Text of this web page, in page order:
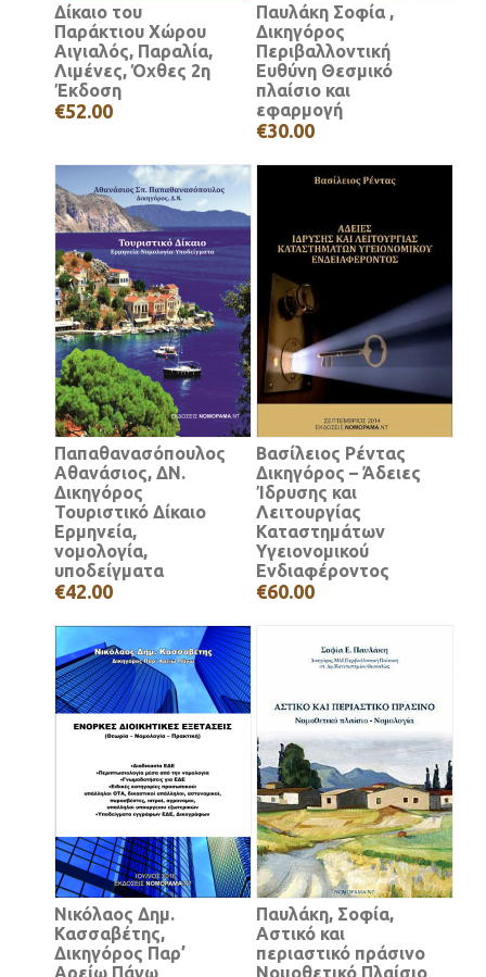
Δίκαιο του
Παράκτιου Χώρου
Αιγιαλός, Παραλία,
Λιμένες, Όχθες 2η
Έκδοση
€52.00
Παυλάκη Σοφία ,
Δικηγόρος
Περιβαλλοντική
Ευθύνη Θεσμικό
πλαίσιο και
εφαρμογή
€30.00
Παπαθανασόπουλος
Αθανάσιος, ΔΝ.
Δικηγόρος
Τουριστικό Δίκαιο
Ερμηνεία,
νομολογία,
υποδείγματα
€42.00
Βασίλειος Ρέντας
Δικηγόρος – Άδειες
Ίδρυσης και
Λειτουργίας
Καταστημάτων
Υγειονομικού
Ενδιαφέροντος
€60.00
Νικόλαος Δημ.
Κασσαβέτης,
Δικηγόρος Παρ’
Αρείω Πάγω
Παυλάκη, Σοφία,
Αστικό και
περιαστικό πράσινο
Νομοθετικό Πλαίσιο